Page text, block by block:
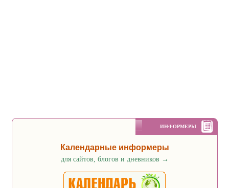
ИНФОРМЕРЫ
Календарные информеры
для сайтов, блогов и дневников →